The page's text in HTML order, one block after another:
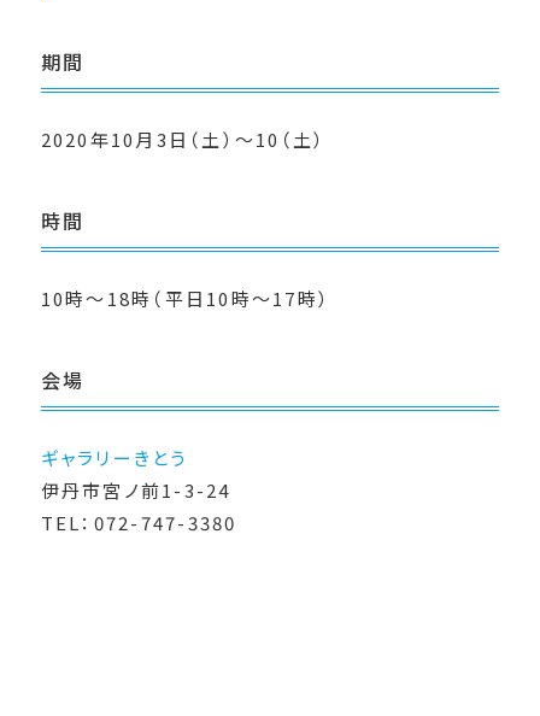
期間
2020年10月3日（土）～10（土）
時間
10時～18時（平日10時～17時）
会場
ギャラリーきとう
伊丹市宮ノ前1-3-24
TEL：072-747-3380